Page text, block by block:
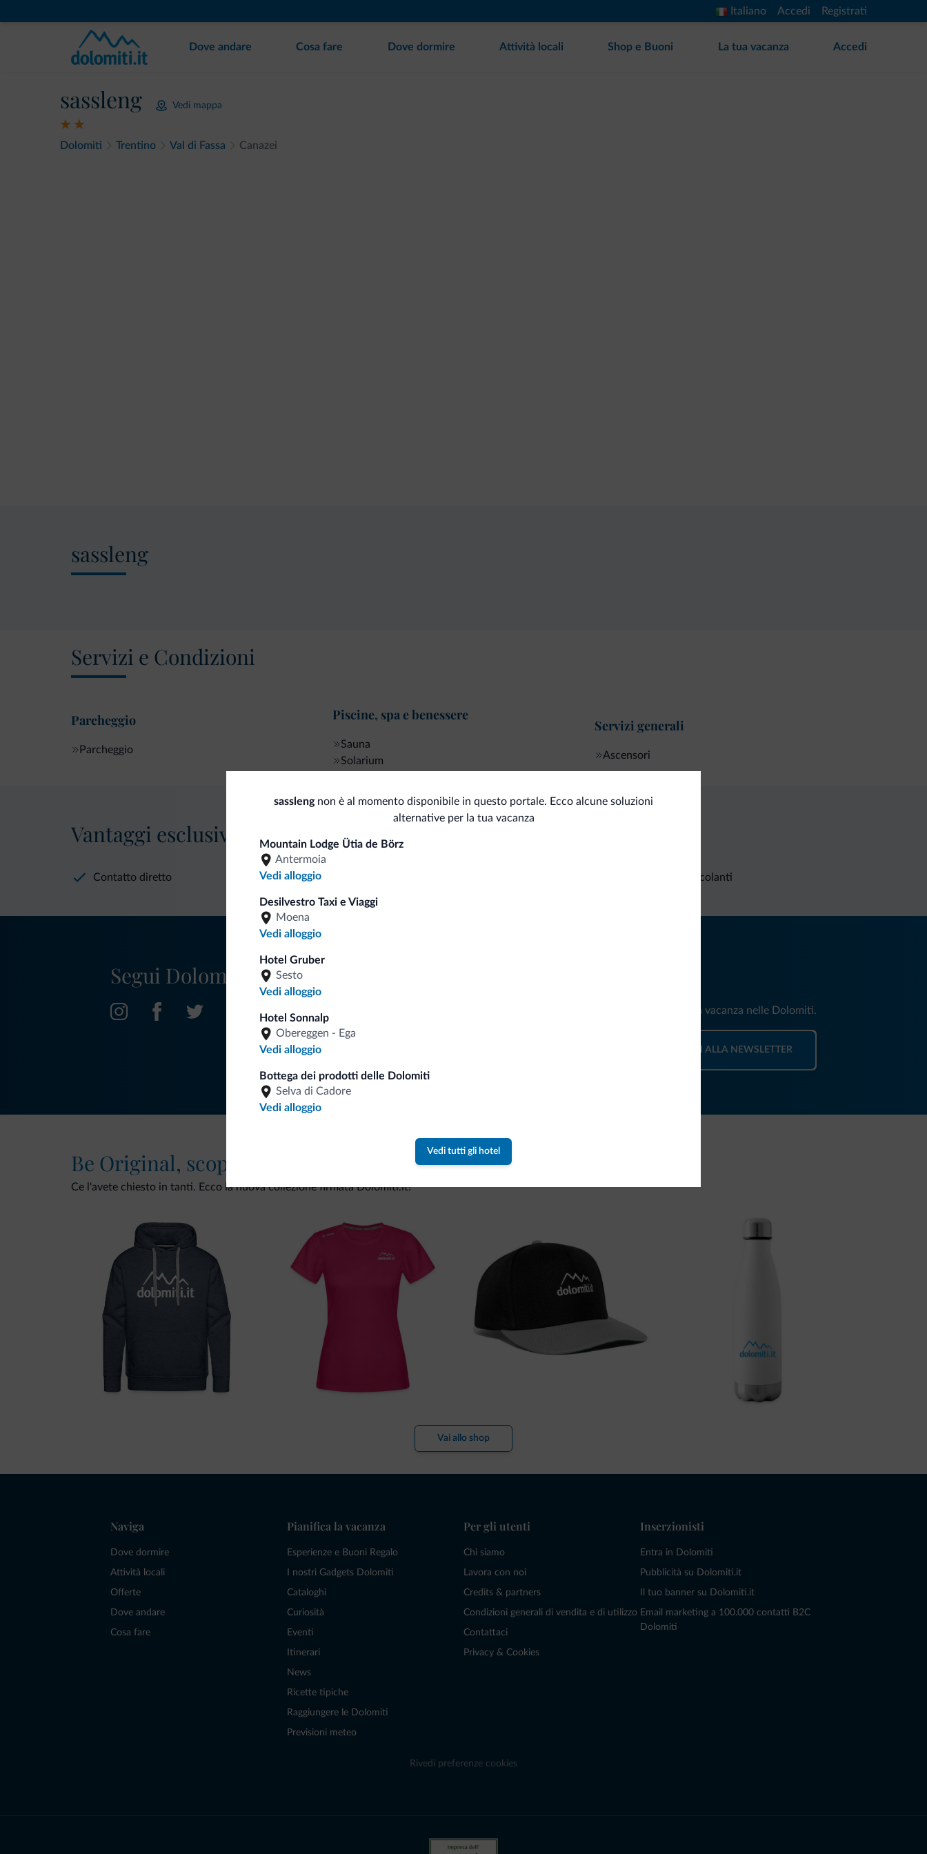
Italiano Accedi Registrati
Dove andare Cosa fare Dove dormire Attività locali Shop e Buoni La tua vacanza Accedi
sassleng Vedi mappa
Dolomiti Trentino Val di Fassa Canazei
sassleng
Servizi e Condizioni
Parcheggio
Parcheggio
Piscine, spa e benessere
Sauna
Solarium
Servizi generali
Ascensori
sasslengnon è al momento disponibile in questo portale. Ecco alcune soluzioni
alternative per la tua vacanza
Mountain Lodge Ütia de Börz
Antermoia
Vedi alloggio
Desilvestro Taxi e Viaggi
Moena
Vedi alloggio
Hotel Gruber
Sesto
Vedi alloggio
Hotel Sonnalp
Obereggen - Ega
Vedi alloggio
Bottega dei prodotti delle Dolomiti
Selva di Cadore
Vedi alloggio
Vedi tutti gli hotel
Vantaggi esclusivi Dolomiti.it
Contatto diretto Richieste non vincolanti
Segui Dolomiti.it
Riceverai informazioni, offerte esclusive e news per la tua vacanza nelle Dolomiti.
ISCRIVITI ALLA NEWSLETTER
Be Original, scopri la nuova collezione
Ce l'avete chiesto in tanti. Ecco la nuova collezione firmata Dolomiti.it!
Vai allo shop
Naviga
Dove dormire
Attività locali
Offerte
Dove andare
Cosa fare
Pianifica la vacanza
Esperienze e Buoni Regalo
I nostri Gadgets Dolomiti
Cataloghi
Curiosità
Eventi
Itinerari
News
Ricette tipiche
Raggiungere le Dolomiti
Previsioni meteo
Per gli utenti
Chi siamo
Lavora con noi
Credits & partners
Condizioni generali di vendita e di utilizzo
Contattaci
Privacy & Cookies
Inserzionisti
Entra in Dolomiti
Pubblicità su Dolomiti.it
Il tuo banner su Dolomiti.it
Email marketing a 100.000 contatti B2C
Dolomiti
Rivedi preferenze cookies